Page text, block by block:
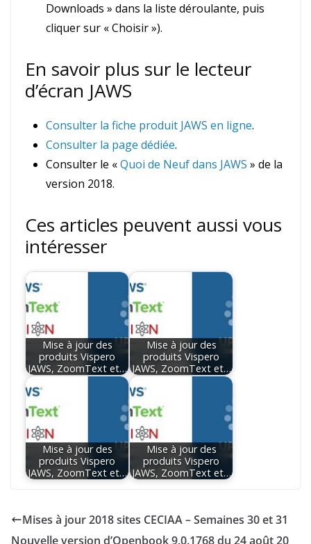
Downloads » dans la liste déroulante, puis
cliquer sur « Choisir »).
En savoir plus sur le lecteur
d’écran JAWS
Consulter la fiche produit JAWS en ligne.
Consulter la page dédiée.
Consulter le «Quoi de Neuf dans JAWS » de la
version 2018.
Ces articles peuvent aussi vous
intéresser
Mise à jour des
produits Vispero
JAWS, ZoomText et…
Mise à jour des
produits Vispero
JAWS, ZoomText et…
Mise à jour des
produits Vispero
JAWS, ZoomText et…
Mise à jour des
produits Vispero
JAWS, ZoomText et…
Mises à jour 2018 sites CECIAA – Semaines 30 et 31
Nouvelle version d’Openbook 9.0.1768 du 24 août 20